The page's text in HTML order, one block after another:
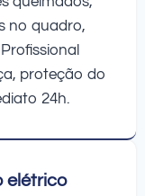
no quadro,
proteção do
24h.
elétrico